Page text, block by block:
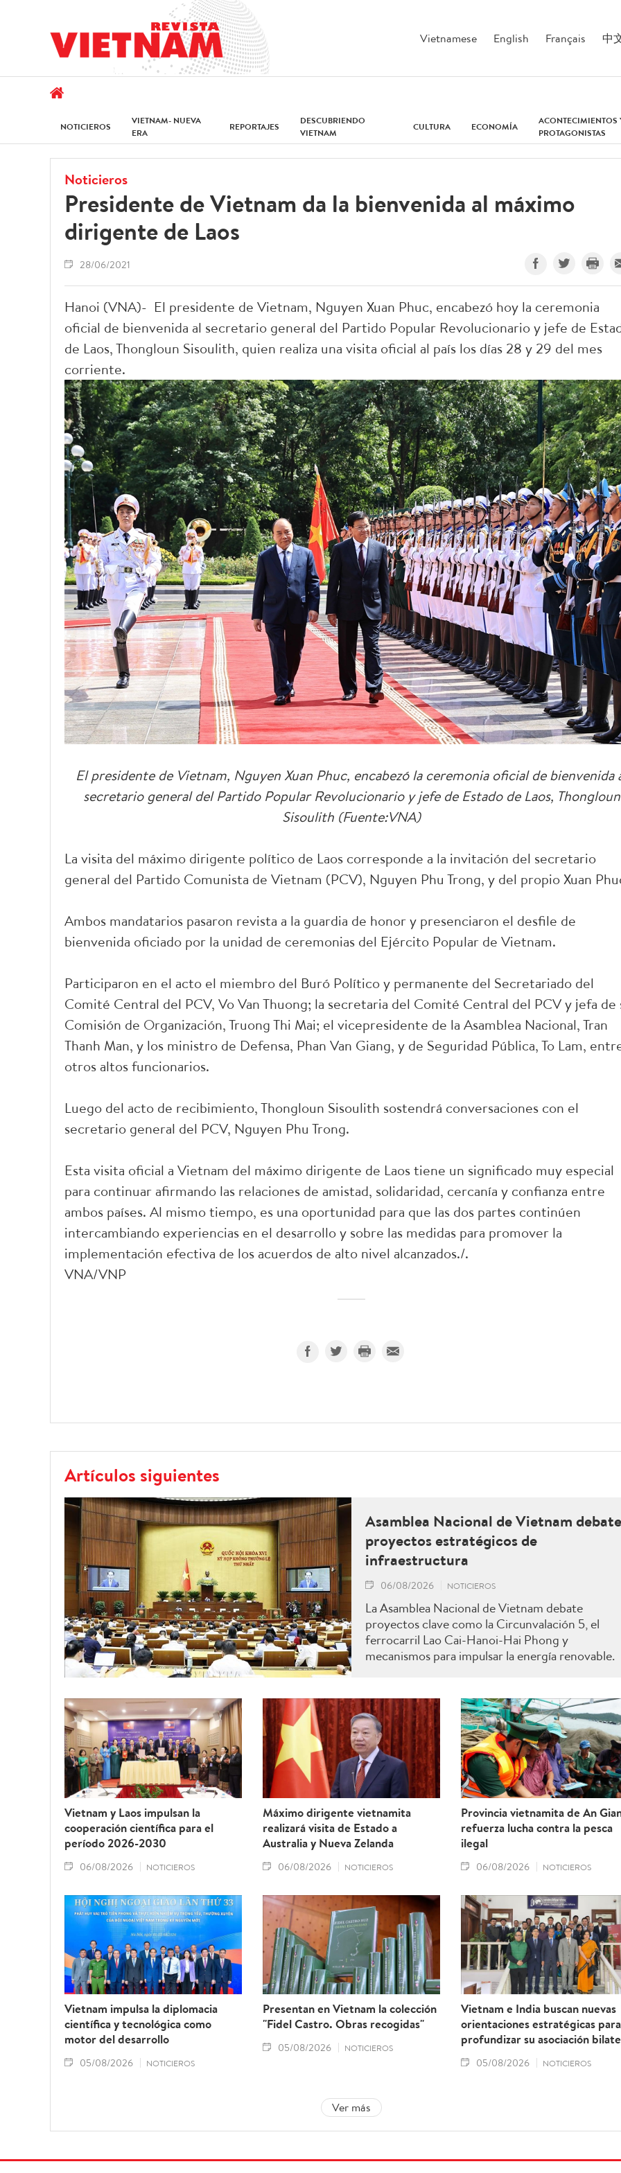
Vietnamese English Français 中
NOTICIEROS
VIETNAM- NUEVA
ERA
REPORTAJES
DESCUBRIENDO
VIETNAM
CULTURA ECONOMÍA
ACONTECIMIENTOS
PROTAGONISTAS
Noticieros
Presidente de Vietnam da la bienvenida al máximo
dirigente de Laos
28/06/2021
Hanoi (VNA)- El presidente de Vietnam, Nguyen Xuan Phuc, encabezó hoy la ceremonia
oficial de bienvenida al secretario general del Partido Popular Revolucionario y jefe de
de Laos, Thongloun Sisoulith, quien realiza una visita oficial al país los días 28 y 29 del mes
corriente.
El presidente de Vietnam, Nguyen Xuan Phuc, encabezó la ceremonia oficial de bienvenida
secretario general del Partido Popular Revolucionario y jefe de Estado de Laos, Thongloun
Sisoulith (Fuente:VNA)
La visita del máximo dirigente político de Laos corresponde a la invitación del secretario
general del Partido Comunista de Vietnam (PCV), Nguyen Phu Trong, y del propio Xuan
Ambos mandatarios pasaron revista a la guardia de honor y presenciaron el desfile de
bienvenida oficiado por la unidad de ceremonias del Ejército Popular de Vietnam.
Participaron en el acto el miembro del Buró Político y permanente del Secretariado del
Comité Central del PCV, Vo Van Thuong; la secretaria del Comité Central del PCV y jefa de
Comisión de Organización, Truong Thi Mai; el vicepresidente de la Asamblea Nacional, Tran
Thanh Man, y los ministro de Defensa, Phan Van Giang, y de Seguridad Pública, To Lam,
otros altos funcionarios.
Luego del acto de recibimiento, Thongloun Sisoulith sostendrá conversaciones con el
secretario general del PCV, Nguyen Phu Trong.
Esta visita oficial a Vietnam del máximo dirigente de Laos tiene un significado muy especial
para continuar afirmando las relaciones de amistad, solidaridad, cercanía y confianza entre
ambos países. Al mismo tiempo, es una oportunidad para que las dos partes continúen
intercambiando experiencias en el desarrollo y sobre las medidas para promover la
implementación efectiva de los acuerdos de alto nivel alcanzados./.
VNA/VNP
Artículos siguientes
Asamblea Nacional de Vietnam debate
proyectos estratégicos de
infraestructura
06/08/2026 NOTICIEROS
La Asamblea Nacional de Vietnam debate
proyectos clave como la Circunvalación 5, el
ferrocarril Lao Cai-Hanoi-Hai Phong y
mecanismos para impulsar la energía renovable.
Vietnam y Laos impulsan la
cooperación científica para el
período 2026-2030
06/08/2026 NOTICIEROS
Máximo dirigente vietnamita
realizará visita de Estado a
Australia y Nueva Zelanda
06/08/2026 NOTICIEROS
Provincia vietnamita de An
refuerza lucha contra la pesca
ilegal
06/08/2026 NOTICIEROS
Vietnam impulsa la diplomacia
científica y tecnológica como
motor del desarrollo
05/08/2026 NOTICIEROS
Presentan en Vietnam la colección
"Fidel Castro. Obras recogidas"
05/08/2026 NOTICIEROS
Vietnam e India buscan nuevas
orientaciones estratégicas para
profundizar su asociación
05/08/2026 NOTICIEROS
Ver más